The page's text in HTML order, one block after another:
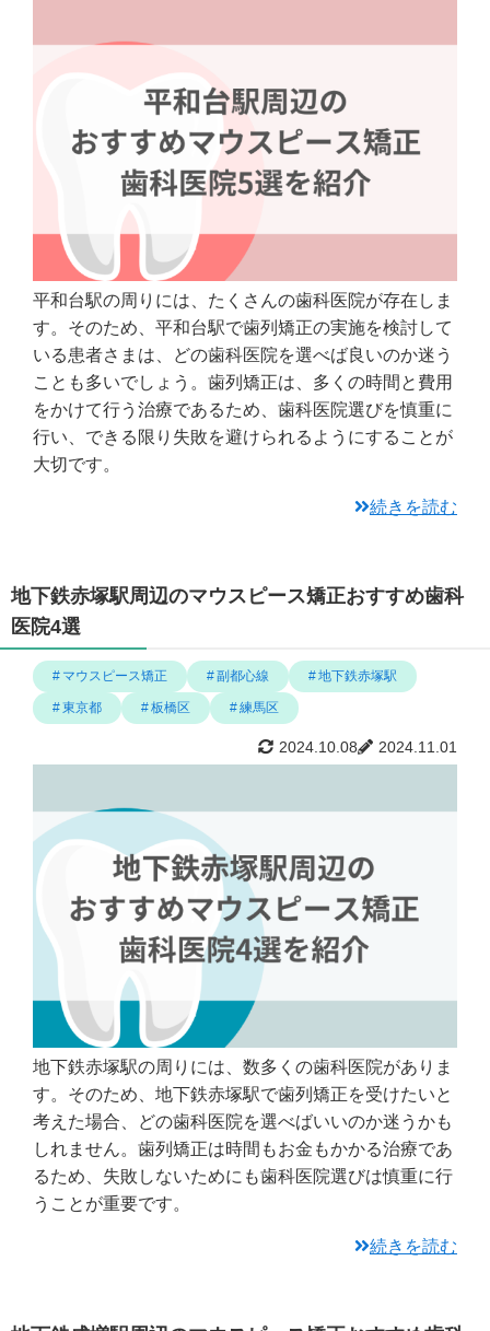
平和台駅の周りには、たくさんの歯科医院が存在しま
す。そのため、平和台駅で歯列矯正の実施を検討して
いる患者さまは、どの歯科医院を選べば良いのか迷う
ことも多いでしょう。歯列矯正は、多くの時間と費用
をかけて行う治療であるため、歯科医院選びを慎重に
行い、できる限り失敗を避けられるようにすることが
大切です。
続きを読む
地下鉄赤塚駅周辺のマウスピース矯正おすすめ歯科
医院4選
マウスピース矯正 副都心線 地下鉄赤塚駅
東京都 板橋区 練馬区
2024.11.01
2024.10.08
地下鉄赤塚駅の周りには、数多くの歯科医院がありま
す。そのため、地下鉄赤塚駅で歯列矯正を受けたいと
考えた場合、どの歯科医院を選べばいいのか迷うかも
しれません。歯列矯正は時間もお金もかかる治療であ
るため、失敗しないためにも歯科医院選びは慎重に行
うことが重要です。
続きを読む